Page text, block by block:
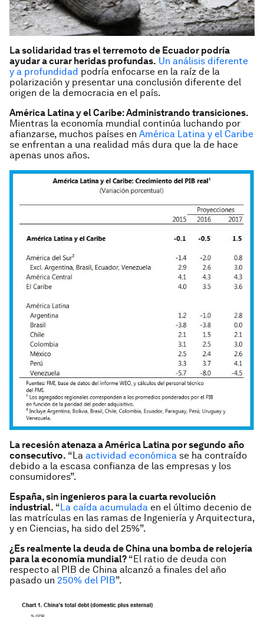
La solidaridad tras el terremoto de Ecuador podría
ayudar a curar heridas profundas. Un análisis diferente
y a profundidad podría enfocarse en la raíz de la
polarización y presentar una conclusión diferente del
origen de la democracia en el país.
América Latina y el Caribe: Administrando transiciones.
Mientras la economía mundial continúa luchando por
afianzarse, muchos países en América Latina y el Caribe
se enfrentan a una realidad más dura que la de hace
apenas unos años.
La recesión atenaza a América Latina por segundo año
consecutivo. “La actividad económica se ha contraído
debido a la escasa confianza de las empresas y los
consumidores”.
España, sin ingenieros para la cuarta revolución
industrial. “La caída acumulada en el último decenio de
las matrículas en las ramas de Ingeniería y Arquitectura,
y en Ciencias, ha sido del 25%”.
¿Es realmente la deuda de China una bomba de relojería
para la economía mundial? “El ratio de deuda con
respecto al PIB de China alcanzó a finales del año
pasado un 250% del PIB”.